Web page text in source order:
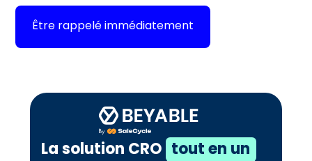
Être rappelé immédiatement
La solution CRO tout en un